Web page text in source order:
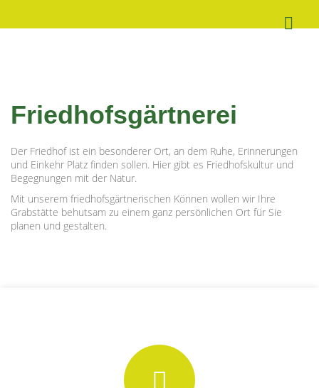
Friedhofsgärtnerei
Der Friedhof ist ein besonderer Ort, an dem Ruhe, Erinnerungen
und Einkehr Platz finden sollen. Hier gibt es Friedhofskultur und
Begegnungen mit der Natur.
Mit unserem friedhofsgärtnerischen Können wollen wir Ihre
Grabstätte behutsam zu einem ganz persönlichen Ort für Sie
planen und gestalten.